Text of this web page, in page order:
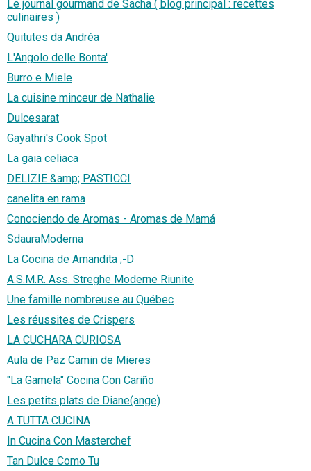
Le journal gourmand de Sacha ( blog principal : recettes
culinaires )
Quitutes da Andréa
L'Angolo delle Bonta'
Burro e Miele
La cuisine minceur de Nathalie
Dulcesarat
Gayathri's Cook Spot
La gaia celiaca
DELIZIE &amp; PASTICCI
canelita en rama
Conociendo de Aromas - Aromas de Mamá
SdauraModerna
La Cocina de Amandita ;-D
A.S.M.R. Ass. Streghe Moderne Riunite
Une famille nombreuse au Québec
Les réussites de Crispers
LA CUCHARA CURIOSA
Aula de Paz Camin de Mieres
"La Gamela" Cocina Con Cariño
Les petits plats de Diane(ange)
A TUTTA CUCINA
In Cucina Con Masterchef
Tan Dulce Como Tu